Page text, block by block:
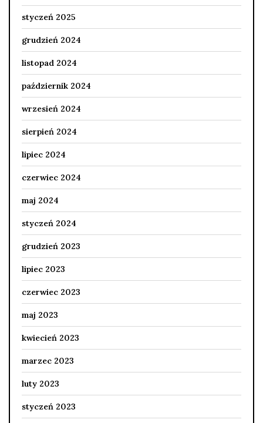
styczeń 2025
grudzień 2024
listopad 2024
październik 2024
wrzesień 2024
sierpień 2024
lipiec 2024
czerwiec 2024
maj 2024
styczeń 2024
grudzień 2023
lipiec 2023
czerwiec 2023
maj 2023
kwiecień 2023
marzec 2023
luty 2023
styczeń 2023